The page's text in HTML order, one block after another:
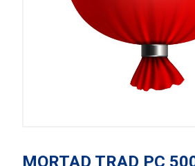
MORTAD TRAD PC